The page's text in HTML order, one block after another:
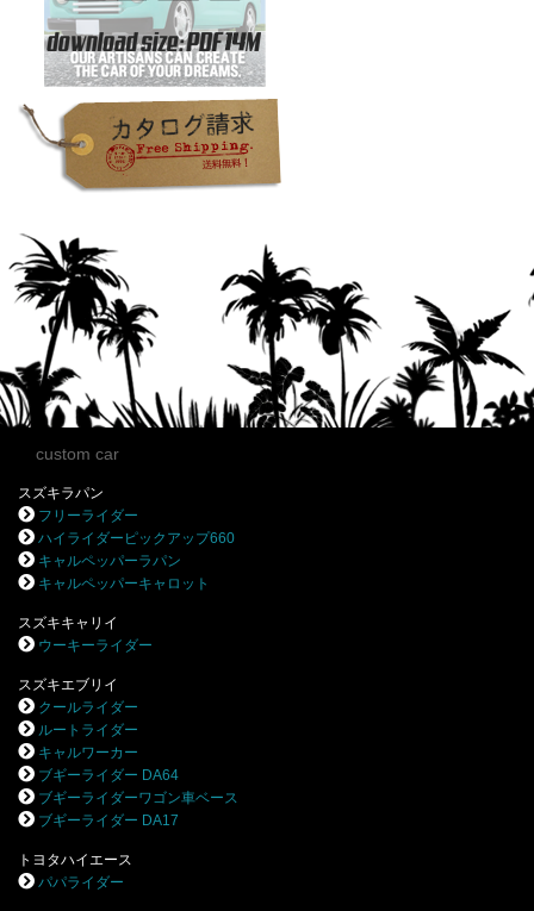
custom car
スズキラパン
フリーライダー
ハイライダーピックアップ660
キャルペッパーラパン
キャルペッパーキャロット
スズキキャリイ
ウーキーライダー
スズキエブリイ
クールライダー
ルートライダー
キャルワーカー
ブギーライダー DA64
ブギーライダーワゴン車ベース
ブギーライダー DA17
トヨタハイエース
パパライダー